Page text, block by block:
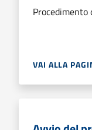
VAI ALLA